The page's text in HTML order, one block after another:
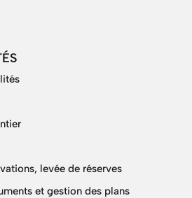
levée de réserves
et gestion des plans